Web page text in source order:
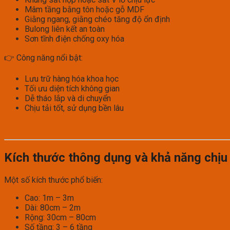
Mâm tầng bằng tôn hoặc gỗ MDF
Giằng ngang, giằng chéo tăng độ ổn định
Bulong liên kết an toàn
Sơn tĩnh điện chống oxy hóa
👉 Công năng nổi bật:
Lưu trữ hàng hóa khoa học
Tối ưu diện tích không gian
Dễ tháo lắp và di chuyển
Chịu tải tốt, sử dụng bền lâu
Kích thước thông dụng và khả năng
Một số kích thước phổ biến:
Cao: 1m – 3m
Dài: 80cm – 2m
Rộng: 30cm – 80cm
Số tầng: 3 – 6 tầng